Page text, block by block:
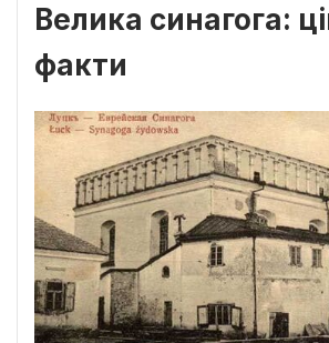
Велика синагога:
факти